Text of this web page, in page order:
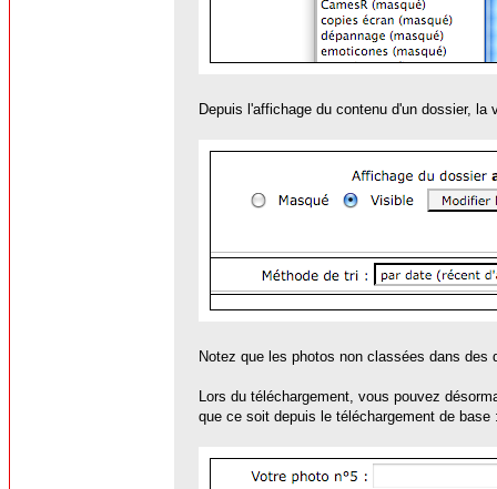
Depuis l'affichage du contenu d'un dossier,
Notez que les photos non classées dans
Lors du téléchargement, vous pouvez
que ce soit depuis le téléchargement de base